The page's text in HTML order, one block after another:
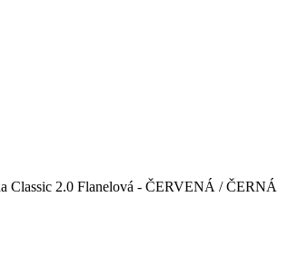
Classic 2.0 Flanelová - ČERVENÁ / ČERNÁ